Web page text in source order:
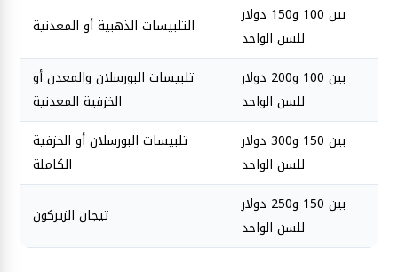
التلبيسات الذهبية أو المعدنية
بين 100 و150 دولار
للسن الواحد
تلبيسات البورسلان والمعدن أو
الخزفية المعدنية
بين 100 و200 دولار
للسن الواحد
تلبيسات البورسلان أو الخزفية
الكاملة
بين 150 و300 دولار
للسن الواحد
تيجان الزيركون
بين 150 و250 دولار
للسن الواحد